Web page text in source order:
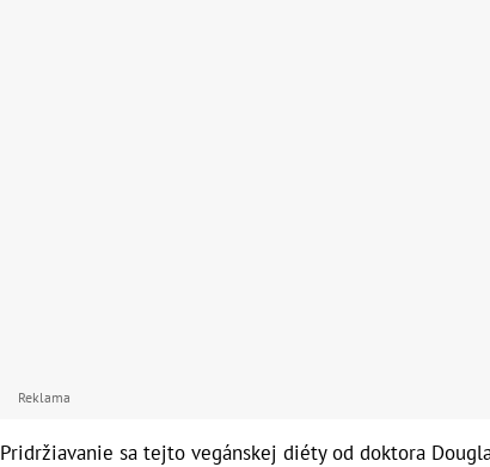
Reklama
Pridržiavanie sa tejto vegánskej diéty od doktora